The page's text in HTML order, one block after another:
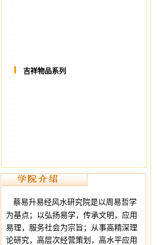
吉祥物品系列
蔡易升易经风水研究院是以周易哲学
为基点；以弘扬易学，传承文明，应用
易理，服务社会为宗旨；从事高精深理
论研究，高层次经营策划，高水平应用